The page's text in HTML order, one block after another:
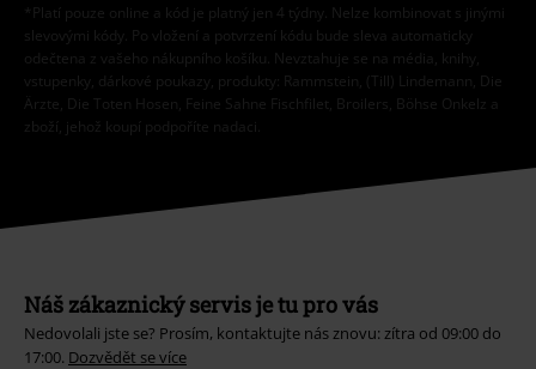
*Platí pouze online a kód je platný jen 4 týdny. Nelze kombinovat s jinými
slevovými kódy. Po vložení a potvrzení kódu bude sleva automaticky
odečtena z vašeho nákupního košíku. Nevztahuje se na média, knihy,
vstupenky, dárkové poukazy, produkty: Rammstein, (Till) Lindemann, Die
Ärzte, Die Toten Hosen, Feine Sahne Fischfilet, Broilers, Böhse Onkelz a
zboží, jehož koupí podpoříte nadaci.
Náš zákaznický servis je tu pro vás
Nedovolali jste se? Prosím, kontaktujte nás znovu: zítra od 09:00 do
17:00. Dozvědět se více